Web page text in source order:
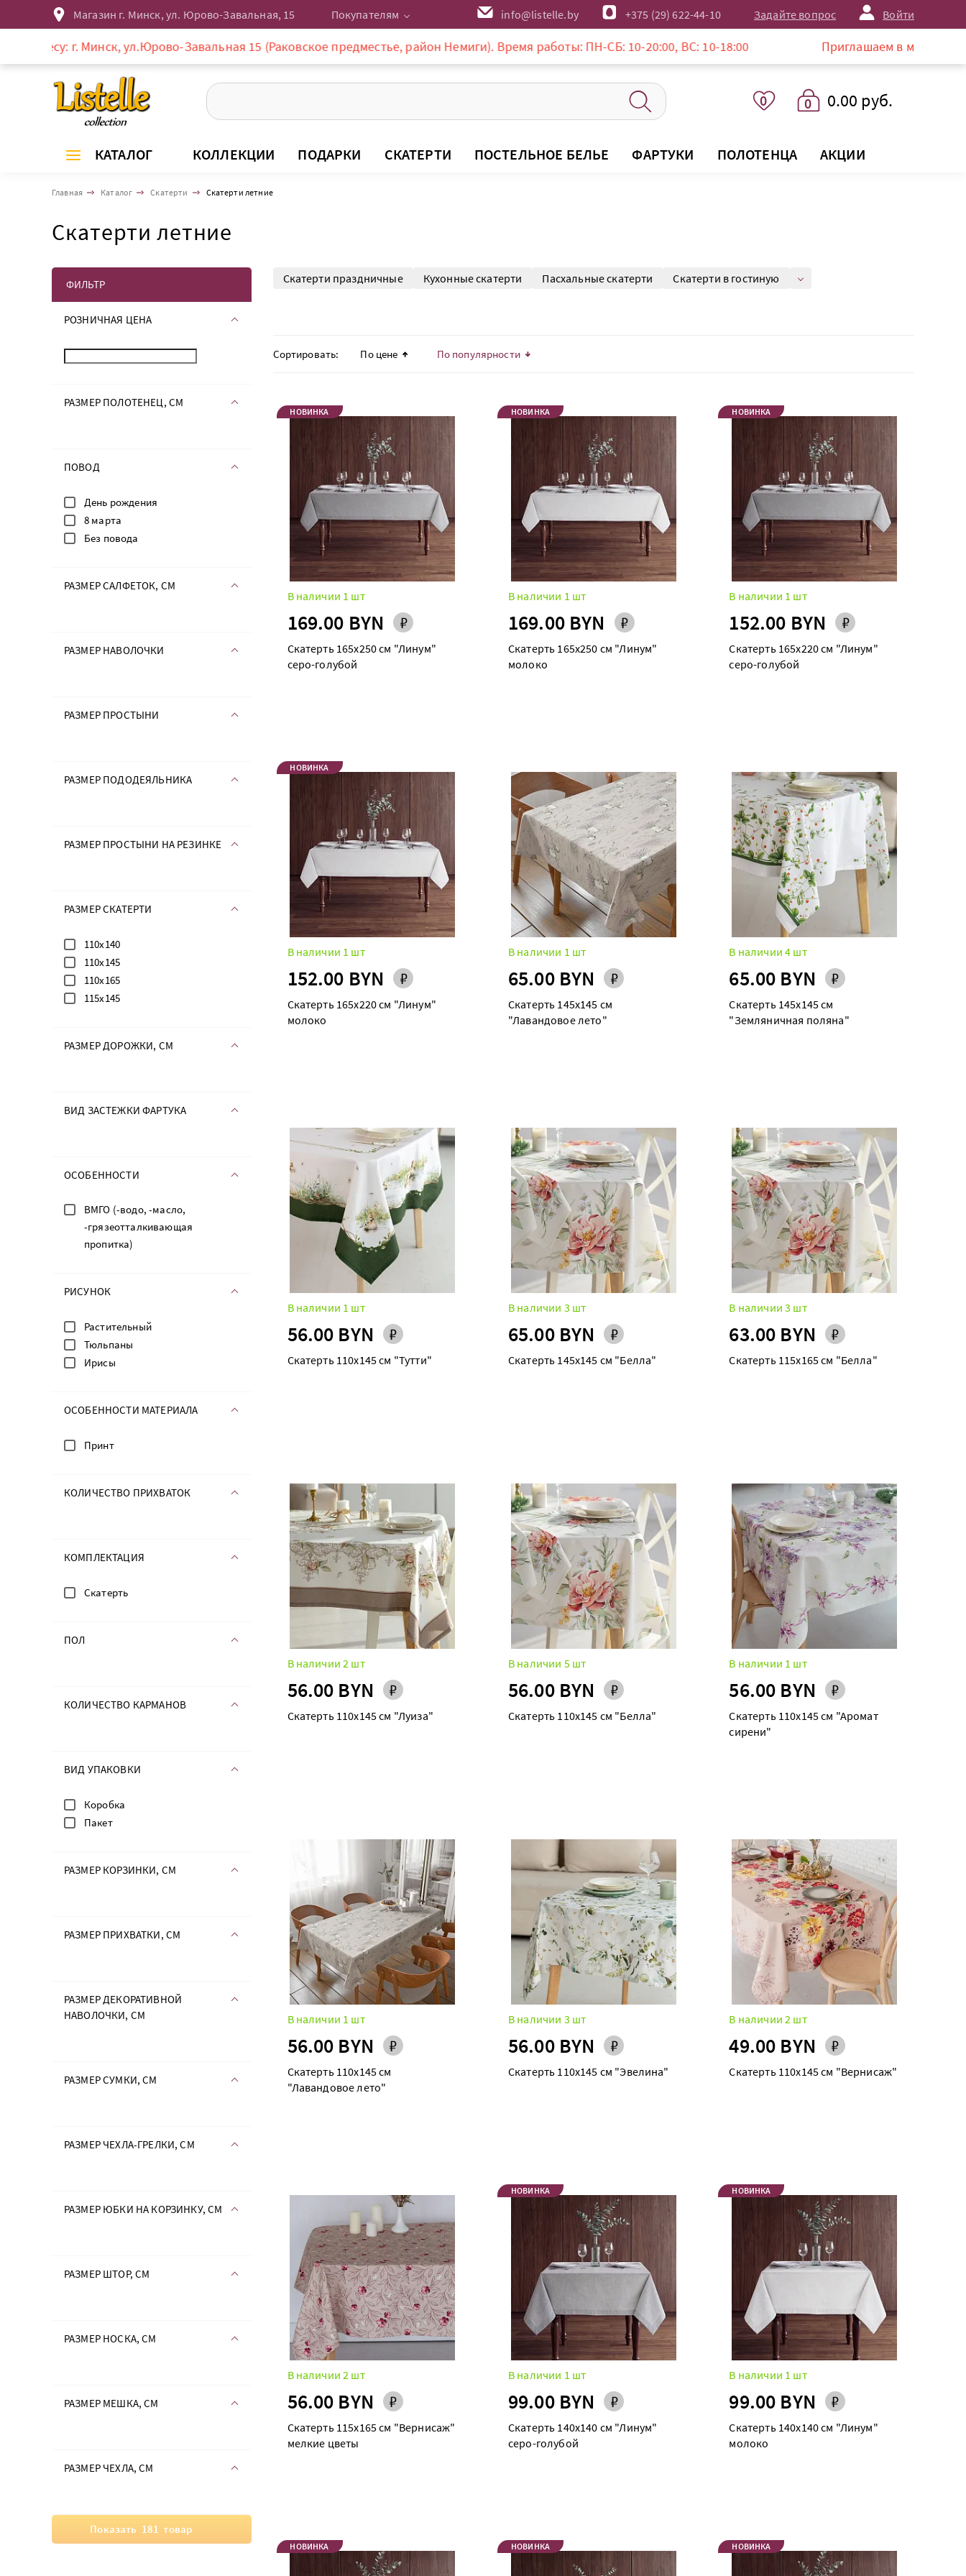
Магазин г. Минск, ул. Юрово-Завальная, 15 Покупателям info@listelle.by +375 (29) 622-44-10 Задайте вопрос Войти
ул.Юрово-Завальная 15 (Раковское предместье, район Немиги). Время работы: ПН-СБ: 10-20:00, ВС: 10-18:00 Приглашаем в магазин LISTELLE по
0 0 0.00 руб.
КАТАЛОГ КОЛЛЕКЦИИ ПОДАРКИ СКАТЕРТИ ПОСТЕЛЬНОЕ БЕЛЬЕ ФАРТУКИ ПОЛОТЕНЦА АКЦИИ
Главная Каталог Скатерти Скатерти летние
Скатерти летние
ФИЛЬТР
РОЗНИЧНАЯ ЦЕНА
РАЗМЕР ПОЛОТЕНЕЦ, СМ
ПОВОД
День рождения
8 марта
Без повода
РАЗМЕР САЛФЕТОК, СМ
РАЗМЕР НАВОЛОЧКИ
РАЗМЕР ПРОСТЫНИ
РАЗМЕР ПОДОДЕЯЛЬНИКА
РАЗМЕР ПРОСТЫНИ НА РЕЗИНКЕ
РАЗМЕР СКАТЕРТИ
110х140
110х145
110х165
115х145
РАЗМЕР ДОРОЖКИ, СМ
ВИД ЗАСТЕЖКИ ФАРТУКА
ОСОБЕННОСТИ
ВМГО (-водо, -масло,
-грязеотталкивающая
пропитка)
РИСУНОК
Растительный
Тюльпаны
Ирисы
ОСОБЕННОСТИ МАТЕРИАЛА
Принт
КОЛИЧЕСТВО ПРИХВАТОК
КОМПЛЕКТАЦИЯ
Скатерть
ПОЛ
КОЛИЧЕСТВО КАРМАНОВ
ВИД УПАКОВКИ
Коробка
Пакет
РАЗМЕР КОРЗИНКИ, СМ
РАЗМЕР ПРИХВАТКИ, СМ
РАЗМЕР ДЕКОРАТИВНОЙ
НАВОЛОЧКИ, СМ
РАЗМЕР СУМКИ, СМ
РАЗМЕР ЧЕХЛА-ГРЕЛКИ, СМ
РАЗМЕР ЮБКИ НА КОРЗИНКУ, СМ
РАЗМЕР ШТОР, СМ
РАЗМЕР НОСКА, СМ
РАЗМЕР МЕШКА, СМ
РАЗМЕР ЧЕХЛА, СМ
Показать 181 товар
Скатерти праздничные Кухонные скатерти Пасхальные скатерти Скатерти в гостиную
Сортировать: По цене По популярности
НОВИНКА
В наличии 1 шт
169.00 BYN
Скатерть 165х250 см "Линум"
серо-голубой
НОВИНКА
В наличии 1 шт
169.00 BYN
Скатерть 165х250 см "Линум"
молоко
НОВИНКА
В наличии 1 шт
152.00 BYN
Скатерть 165х220 см "Линум"
серо-голубой
НОВИНКА
В наличии 1 шт
152.00 BYN
Скатерть 165х220 см "Линум"
молоко
В наличии 1 шт
65.00 BYN
Скатерть 145х145 см
"Лавандовое лето"
В наличии 4 шт
65.00 BYN
Скатерть 145х145 см
"Земляничная поляна"
В наличии 1 шт
56.00 BYN
Скатерть 110х145 см "Тутти"
В наличии 3 шт
65.00 BYN
Скатерть 145х145 см "Белла"
В наличии 3 шт
63.00 BYN
Скатерть 115х165 см "Белла"
В наличии 2 шт
56.00 BYN
Скатерть 110х145 см "Луиза"
В наличии 5 шт
56.00 BYN
Скатерть 110х145 см "Белла"
В наличии 1 шт
56.00 BYN
Скатерть 110х145 см "Аромат
сирени"
В наличии 1 шт
56.00 BYN
Скатерть 110х145 см
"Лавандовое лето"
В наличии 3 шт
56.00 BYN
Скатерть 110х145 см "Эвелина"
В наличии 2 шт
49.00 BYN
Скатерть 110х145 см "Вернисаж"
В наличии 2 шт
56.00 BYN
Скатерть 115х165 см "Вернисаж"
мелкие цветы
НОВИНКА
В наличии 1 шт
99.00 BYN
Скатерть 140х140 см "Линум"
серо-голубой
НОВИНКА
В наличии 1 шт
99.00 BYN
Скатерть 140х140 см "Линум"
молоко
НОВИНКА НОВИНКА НОВИНКА